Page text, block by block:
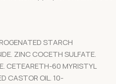
STARCH
ZINC COCETH SULFATE.
CETEARETH-60 MYRISTYL
CASTOR OIL. 10-